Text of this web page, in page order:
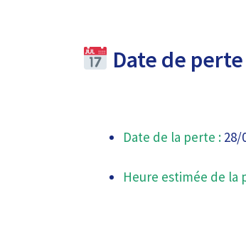
Date de
Date de la perte : 28/
Heure estimée de la